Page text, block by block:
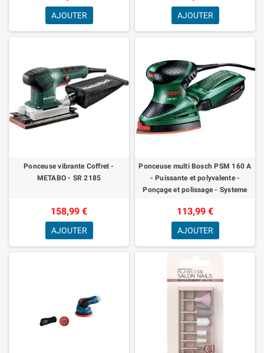
AJOUTER AJOUTER
Ponceuse vibrante Coffret -
METABO - SR 2185
158,99 €
AJOUTER
Ponceuse multi Bosch PSM 160 A
- Puissante et polyvalente -
Ponçage et polissage - Systeme
micro-filtre Bosch
113,99 €
AJOUTER